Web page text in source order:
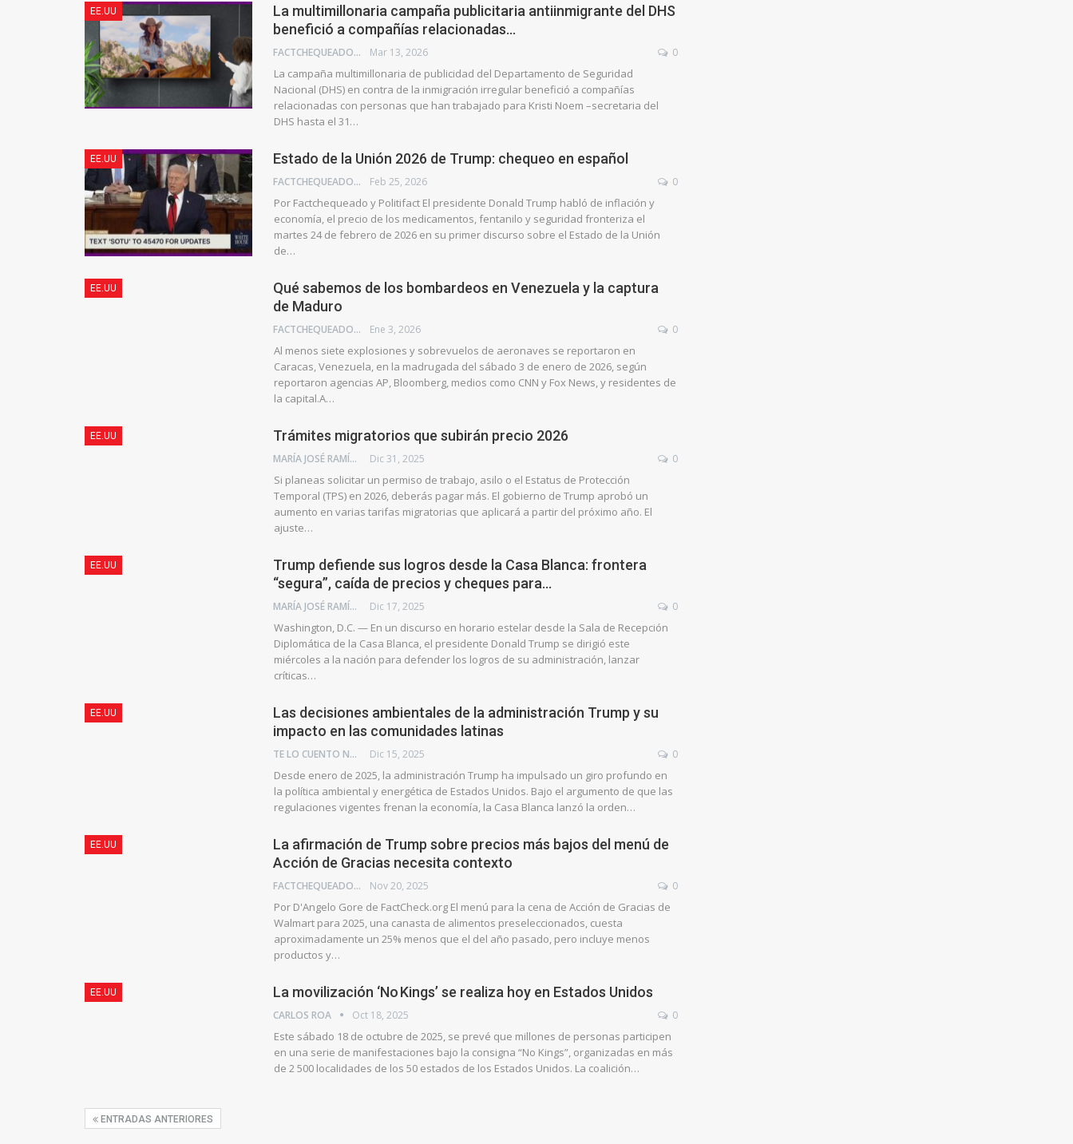
EE.UU
La multimillonaria campaña publicitaria antiinmigrante del DHS
benefició a compañías relacionadas…
FACTCHEQUEADO Mar 13, 2026 0
La campaña multimillonaria de publicidad del Departamento de Seguridad
Nacional (DHS) en contra de la inmigración irregular benefició a compañías
relacionadas con personas que han trabajado para Kristi Noem –secretaria del
DHS hasta el 31…
EE.UU Estado de la Unión 2026 de Trump: chequeo en español
FACTCHEQUEADO Feb 25, 2026 0
Por Factchequeado y Politifact El presidente Donald Trump habló de inflación y
economía, el precio de los medicamentos, fentanilo y seguridad fronteriza el
martes 24 de febrero de 2026 en su primer discurso sobre el Estado de la Unión
de…
EE.UU
Qué sabemos de los bombardeos en Venezuela y la captura
de Maduro
FACTCHEQUEADO Ene 3, 2026 0
Al menos siete explosiones y sobrevuelos de aeronaves se reportaron en
Caracas, Venezuela, en la madrugada del sábado 3 de enero de 2026, según
reportaron agencias AP, Bloomberg, medios como CNN y Fox News, y residentes de
la capital.A…
EE.UU Trámites migratorios que subirán precio 2026
MARÍA JOSÉ RAMÍREZ BRAIZ Dic 31, 2025 0
Si planeas solicitar un permiso de trabajo, asilo o el Estatus de Protección
Temporal (TPS) en 2026, deberás pagar más. El gobierno de Trump aprobó un
aumento en varias tarifas migratorias que aplicará a partir del próximo año. El
ajuste…
EE.UU
Trump defiende sus logros desde la Casa Blanca: frontera
“segura”, caída de precios y cheques para…
MARÍA JOSÉ RAMÍREZ BRAIZ Dic 17, 2025 0
Washington, D.C. — En un discurso en horario estelar desde la Sala de Recepción
Diplomática de la Casa Blanca, el presidente Donald Trump se dirigió este
miércoles a la nación para defender los logros de su administración, lanzar
críticas…
EE.UU
Las decisiones ambientales de la administración Trump y su
impacto en las comunidades latinas
TE LO CUENTO NEWS Dic 15, 2025 0
Desde enero de 2025, la administración Trump ha impulsado un giro profundo en
la política ambiental y energética de Estados Unidos. Bajo el argumento de que las
regulaciones vigentes frenan la economía, la Casa Blanca lanzó la orden…
EE.UU
La afirmación de Trump sobre precios más bajos del menú de
Acción de Gracias necesita contexto
FACTCHEQUEADO Nov 20, 2025 0
Por D'Angelo Gore de FactCheck.org El menú para la cena de Acción de Gracias de
Walmart para 2025, una canasta de alimentos preseleccionados, cuesta
aproximadamente un 25% menos que el del año pasado, pero incluye menos
productos y…
EE.UU La movilización ‘No Kings’ se realiza hoy en Estados Unidos
CARLOS ROA Oct 18, 2025 0
Este sábado 18 de octubre de 2025, se prevé que millones de personas participen
en una serie de manifestaciones bajo la consigna “No Kings”, organizadas en más
de 2 500 localidades de los 50 estados de los Estados Unidos. La coalición…
ENTRADAS ANTERIORES